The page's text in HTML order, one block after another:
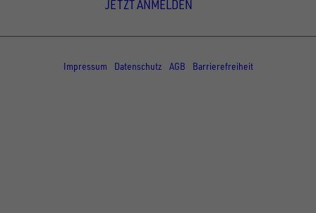
JETZT ANMELDEN
Impressum
Datenschutz AGB Barrierefreiheit